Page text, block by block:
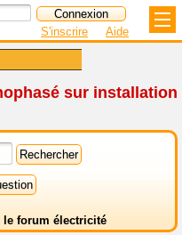
S'inscrire Aide
sur installation
le forum électricité